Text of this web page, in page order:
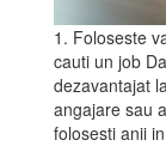
1. Foloseste
cauti un job
dezavantajat
angajare sau
folosesti anii